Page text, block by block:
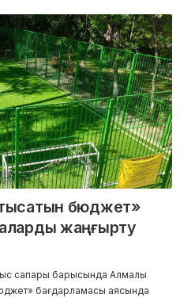
бюджет»
жаңғырту
сапары барысында Алмалы
бағдарламасы аясында